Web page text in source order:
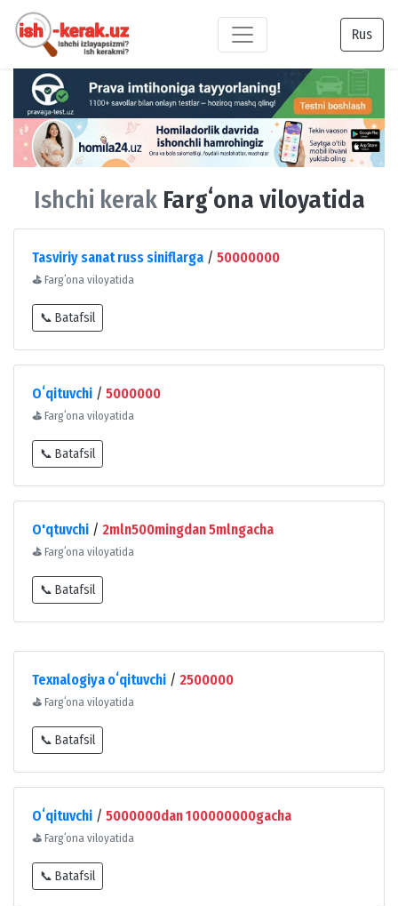
Rus
Ishchi kerak Fargʻona viloyatida
Tasviriy sanat russ siniflarga / 50000000
⛳ Fargʻona viloyatida
📞 Batafsil
Oʻqituvchi / 5000000
⛳ Fargʻona viloyatida
📞 Batafsil
O'qtuvchi / 2mln500mingdan 5mlngacha
⛳ Fargʻona viloyatida
📞 Batafsil
Texnalogiya oʻqituvchi / 2500000
⛳ Fargʻona viloyatida
📞 Batafsil
Oʻqituvchi / 5000000dan 100000000gacha
⛳ Fargʻona viloyatida
📞 Batafsil